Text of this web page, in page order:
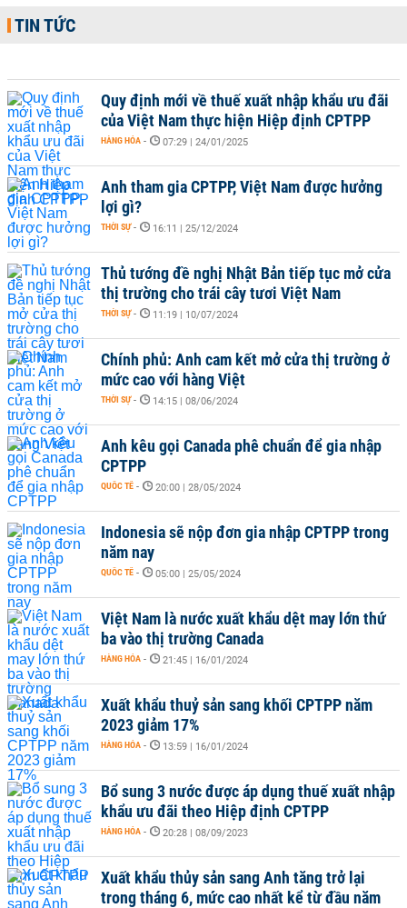
TIN TỨC
Quy định mới về thuế xuất nhập khẩu ưu đãi
của Việt Nam thực hiện Hiệp định CPTPP
HÀNG HÓA - 07:29 | 24/01/2025
Anh tham gia CPTPP, Việt Nam được hưởng
lợi gì?
THỜI SỰ - 16:11 | 25/12/2024
Thủ tướng đề nghị Nhật Bản tiếp tục mở cửa
thị trường cho trái cây tươi Việt Nam
THỜI SỰ - 11:19 | 10/07/2024
Chính phủ: Anh cam kết mở cửa thị trường ở
mức cao với hàng Việt
THỜI SỰ - 14:15 | 08/06/2024
Anh kêu gọi Canada phê chuẩn để gia nhập
CPTPP
QUỐC TẾ - 20:00 | 28/05/2024
Indonesia sẽ nộp đơn gia nhập CPTPP trong
năm nay
QUỐC TẾ - 05:00 | 25/05/2024
Việt Nam là nước xuất khẩu dệt may lớn thứ
ba vào thị trường Canada
HÀNG HÓA - 21:45 | 16/01/2024
Xuất khẩu thuỷ sản sang khối CPTPP năm
2023 giảm 17%
HÀNG HÓA - 13:59 | 16/01/2024
Bổ sung 3 nước được áp dụng thuế xuất nhập
khẩu ưu đãi theo Hiệp định CPTPP
HÀNG HÓA - 20:28 | 08/09/2023
Xuất khẩu thủy sản sang Anh tăng trở lại
trong tháng 6, mức cao nhất kể từ đầu năm